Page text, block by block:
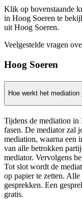
Klik op bovenstaande
in Hoog Soeren te
uit Hoog Soeren.
Veelgestelde vragen
Hoog Soeren
Hoe werkt het
Tijdens de mediation
fasen. De mediator zal
mediation, waarna een
van alle betrokken
mediator. Vervolgens
Tot slot wordt de
op papier te zetten.
gesprekken. Een
gratis.